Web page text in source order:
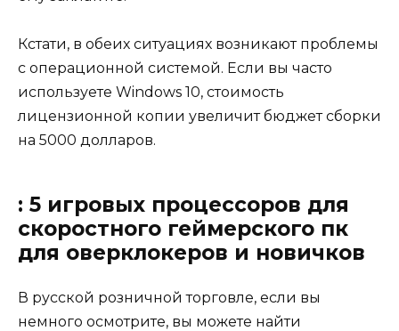
Кстати, в обеих ситуациях возникают проблемы
с операционной системой. Если вы часто
используете Windows 10, стоимость
лицензионной копии увеличит бюджет сборки
на 5000 долларов.
: 5 игровых процессоров для
скоростного геймерского пк
для оверклокеров и новичков
В русской розничной торговле, если вы
немного осмотрите, вы можете найти